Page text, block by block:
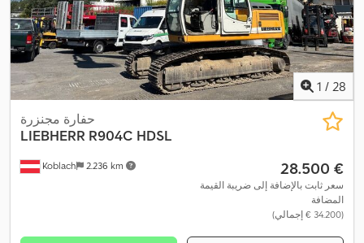
1 / 28
Koblach 2.236 km
حفارة مجنزرة
LIEBHERR R904C HDSL
‏28.500 €
سعر ثابت بالإضافة إلى ضريبة القيمة
المضافة
(‏34.200 € إجمالي)